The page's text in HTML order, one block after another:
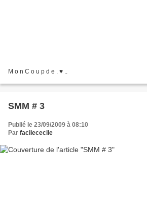
M o n C o u p d e . ♥ ..
SMM # 3
Publié le 23/09/2009 à 08:10
Par facilececile